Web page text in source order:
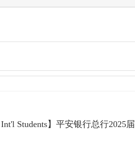
Students】平安银行总行2025届